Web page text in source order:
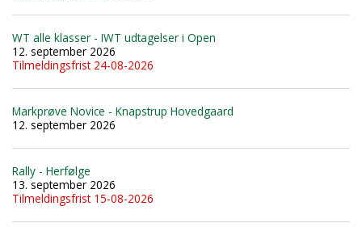
WT alle klasser - IWT udtagelser i Open
12. september 2026
Tilmeldingsfrist 24-08-2026
Markprøve Novice - Knapstrup Hovedgaard
12. september 2026
Rally - Herfølge
13. september 2026
Tilmeldingsfrist 15-08-2026